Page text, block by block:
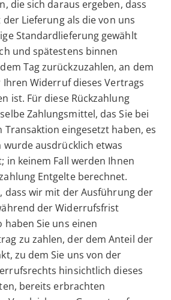
die sich daraus ergeben, dass
Lieferung als die von uns
Standardlieferung gewählt
und spätestens binnen
Tag zurückzuzahlen, an dem
Widerruf dieses Vertrags
ist. Für diese Rückzahlung
Zahlungsmittel, das Sie bei
eingesetzt haben, es
ausdrücklich etwas
in keinem Fall werden Ihnen
Entgelte berechnet.
dass wir mit der Ausführung der
der Widerrufsfrist
haben Sie uns einen
zu zahlen, der dem Anteil der
zu dem Sie uns von der
hinsichtlich dieses
bereits erbrachten